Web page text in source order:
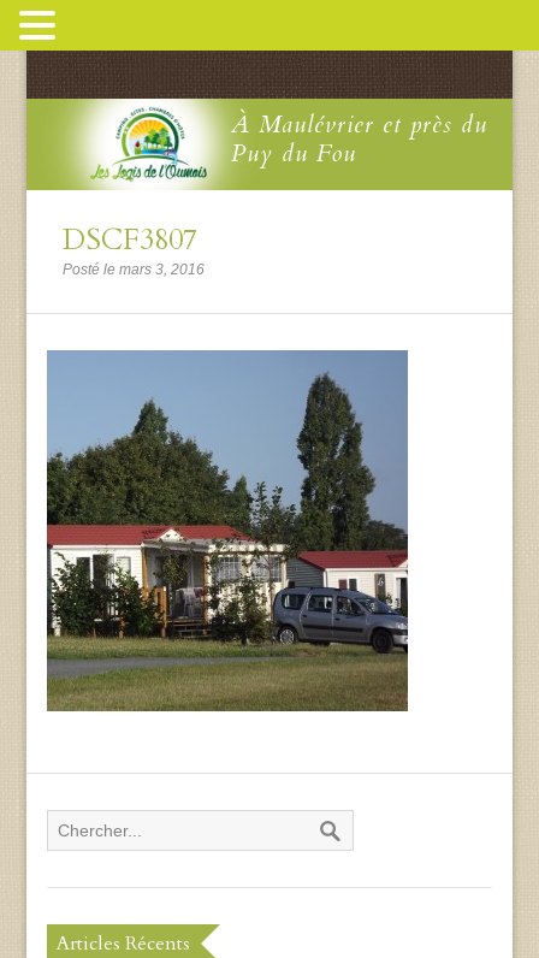
À Maulévrier et près du
Puy du Fou
DSCF3807
Posté le mars 3, 2016
Articles Récents